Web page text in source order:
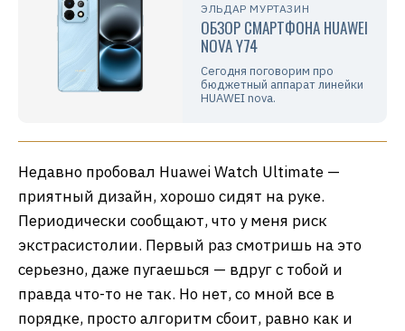
ЭЛЬДАР МУРТАЗИН
ОБЗОР СМАРТФОНА HUAWEI
NOVA Y74
Сегодня поговорим про
бюджетный аппарат линейки
HUAWEI nova.
Недавно пробовал Huawei Watch Ultimate —
приятный дизайн, хорошо сидят на руке.
Периодически сообщают, что у меня риск
экстрасистолии. Первый раз смотришь на это
серьезно, даже пугаешься — вдруг с тобой и
правда что-то не так. Но нет, со мной все в
порядке, просто алгоритм сбоит, равно как и